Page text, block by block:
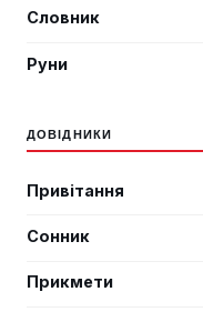
Словник
Руни
ДОВІДНИКИ
Привітання
Сонник
Прикмети